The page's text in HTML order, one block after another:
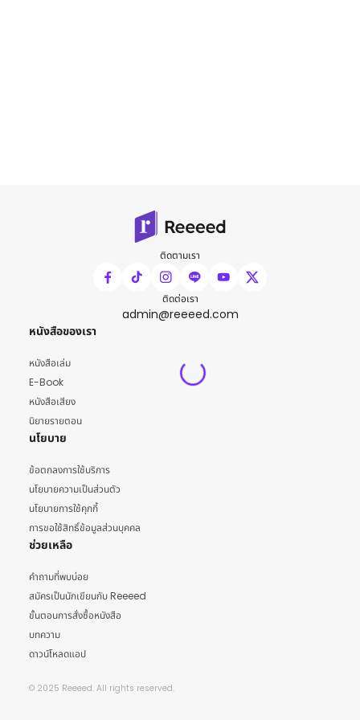
ติดตามเรา
ติดต่อเรา
admin@reeeed.com
หนังสือของเรา
หนังสือเล่ม
E-Book
หนังสือเสียง
นิยายรายตอน
นโยบาย
ข้อตกลงการใช้บริการ
นโยบายความเป็นส่วนตัว
นโยบายการใช้คุกกี้
การขอใช้สิทธิ์ข้อมูลส่วนบุคคล
ช่วยเหลือ
คำถามที่พบบ่อย
สมัครเป็นนักเขียนกับ Reeeed
ขั้นตอนการสั่งซื้อหนังสือ
บทความ
ดาวน์โหลดแอป
© 2025 Reeeed. All rights reserved.